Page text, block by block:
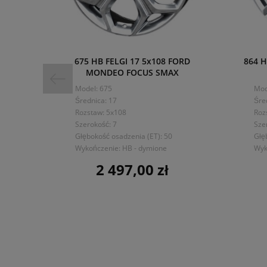
675 HB FELGI 17 5x108 FORD
MONDEO FOCUS SMAX
Model: 675
Średnica: 17
Rozstaw: 5x108
Szerokość: 7
Głębokość osadzenia (ET): 50
Wykończenie: HB - dymione
Cena
2 497,00 zł
864